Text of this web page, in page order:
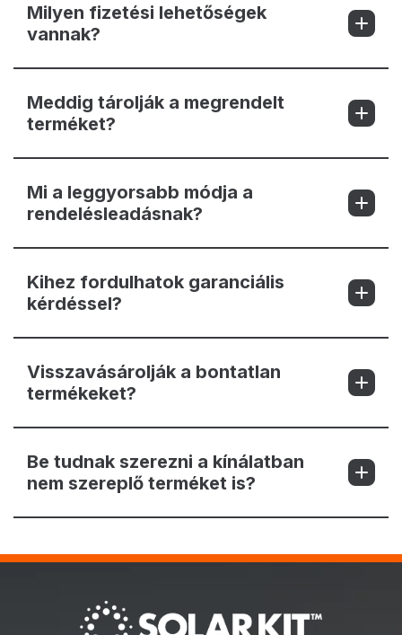
Milyen fizetési lehetőségek
vannak?
Meddig tárolják a megrendelt
terméket?
Mi a leggyorsabb módja a
rendelésleadásnak?
Kihez fordulhatok garanciális
kérdéssel?
Visszavásárolják a bontatlan
termékeket?
Be tudnak szerezni a kínálatban
nem szereplő terméket is?